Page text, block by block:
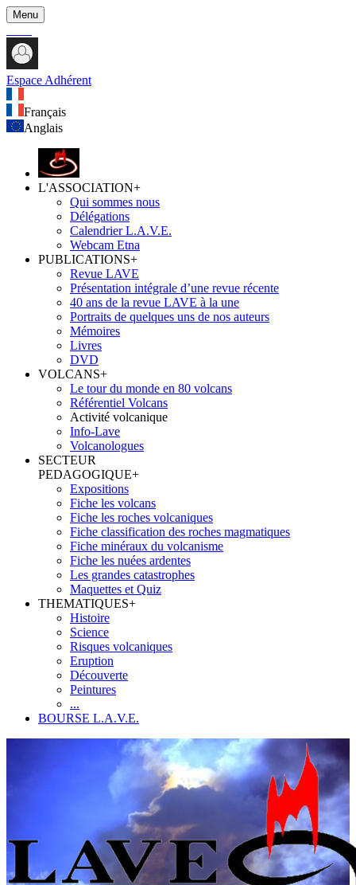
Menu
Espace Adhérent
Français
Anglais
L'ASSOCIATION+
Qui sommes nous
Délégations
Calendrier L.A.V.E.
Webcam Etna
PUBLICATIONS+
Revue LAVE
Présentation intégrale d’une revue récente
40 ans de la revue LAVE à la une
Portraits de quelques uns de nos auteurs
Mémoires
Livres
DVD
VOLCANS+
Le tour du monde en 80 volcans
Référentiel Volcans
Activité volcanique
Info-Lave
Volcanologues
SECTEUR
PEDAGOGIQUE+
Expositions
Fiche les volcans
Fiche les roches volcaniques
Fiche classification des roches magmatiques
Fiche minéraux du volcanisme
Fiche les nuées ardentes
Les grandes catastrophes
Maquettes et Quiz
THEMATIQUES+
Histoire
Science
Risques volcaniques
Eruption
Découverte
Peintures
...
BOURSE L.A.V.E.